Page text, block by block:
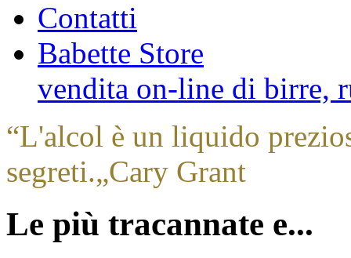
Contatti
Babette Store
vendita on-line di birre,
“L'alcol è un liquido
segreti.„Cary Grant
Le più tracannate e...